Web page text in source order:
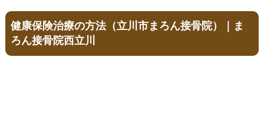
健康保険治療の方法（立川市まろん接骨院）｜ま
ろん接骨院西立川